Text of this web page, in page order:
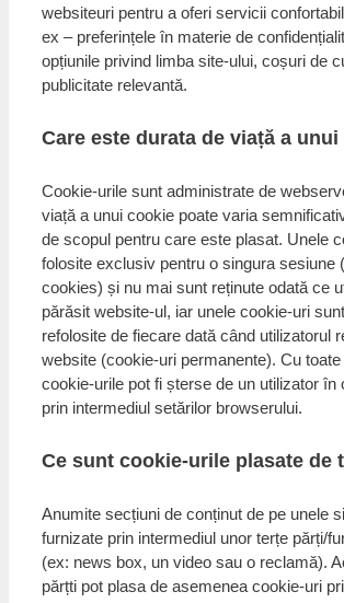
websiteuri pentru a oferi servicii
ex – preferințele în materie de
opțiunile privind limba site-ului, coșuri de
publicitate relevantă.
Care este durata de viață a
Cookie-urile sunt administrate de
viață a unui cookie poate varia
de scopul pentru care este plasat. Unele
folosite exclusiv pentru o singura sesiune
cookies) și nu mai sunt reținute odată ce
părăsit website-ul, iar unele cookie-uri
refolosite de fiecare dată când utilizatorul
website (cookie-uri permanente). Cu
cookie-urile pot fi șterse de un utilizator în
prin intermediul setărilor browserului.
Ce sunt cookie-urile plasate de
Anumite secțiuni de conținut de pe unele
furnizate prin intermediul unor terțe părți/
(ex: news box, un video sau o reclamă).
părțti pot plasa de asemenea cookie-uri